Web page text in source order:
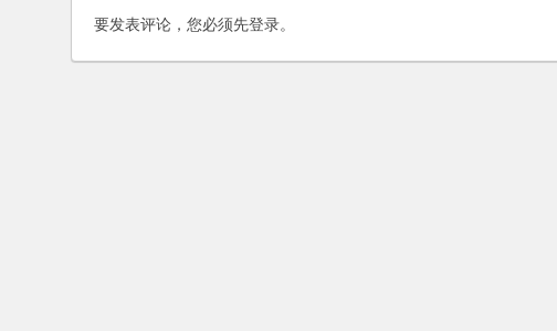
要发表评论，您必须先登录。